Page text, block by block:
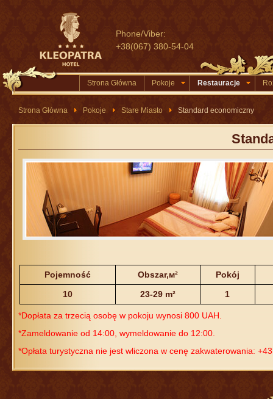
Phone/Viber:
+38(067) 380-54-04
Strona Główna Pokoje Restauracje
Strona Główna Pokoje Stare Miasto Standard economiczny
Pojemność Obszar,м²
Pokój
10
23-29 m² 1
*Dopłata za trzecią osobę w pokoju wynosi 800 UAH.
*Zameldowanie od 14:00, wymeldowanie do 12:00.
*Opłata turystyczna nie jest wliczona w cenę zakwaterowania: